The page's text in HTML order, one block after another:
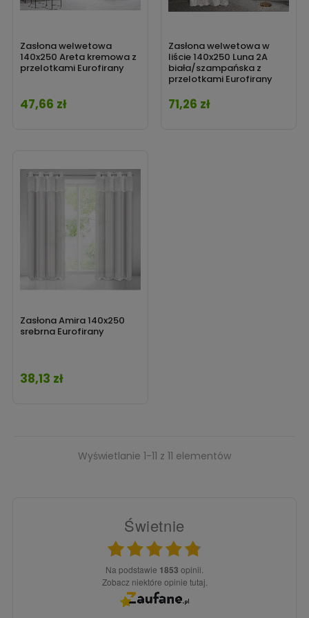
Zasłona welwetowa
140x250 Areta kremowa z
przelotkami Eurofirany
Cena
47,66 zł
Zasłona welwetowa w
liście 140x250 Luna 2A
biała/szampańska z
przelotkami Eurofirany
Cena
71,26 zł
Zasłona Amira 140x250
srebrna Eurofirany
Cena
38,13 zł
Wyświetlanie 1-11 z 11 elementów
Świetnie
Na podstawie 1853 opinii.
Zobacz niektóre opinie tutaj.